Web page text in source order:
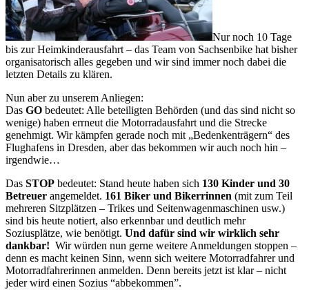
Nur noch 10 Tage
bis zur Heimkinderausfahrt – das Team von Sachsenbike hat bisher
organisatorisch alles gegeben und wir sind immer noch dabei die
letzten Details zu klären.
Nun aber zu unserem Anliegen:
Das GO bedeutet: Alle beteiligten Behörden (und das sind nicht so
wenige) haben errneut die Motorradausfahrt und die Strecke
genehmigt. Wir kämpfen gerade noch mit „Bedenkenträgern“ des
Flughafens in Dresden, aber das bekommen wir auch noch hin –
irgendwie…
Das STOP bedeutet: Stand heute haben sich 130 Kinder und 30
Betreuer angemeldet. 161 Biker und Bikerrinnen (mit zum Teil
mehreren Sitzplätzen – Trikes und Seitenwagenmaschinen usw.)
sind bis heute notiert, also erkennbar und deutlich mehr
Soziusplätze, wie benötigt. Und dafür sind wir wirklich sehr
dankbar! Wir würden nun gerne weitere Anmeldungen stoppen –
denn es macht keinen Sinn, wenn sich weitere Motorradfahrer und
Motorradfahrerinnen anmelden. Denn bereits jetzt ist klar – nicht
jeder wird einen Sozius “abbekommen”.